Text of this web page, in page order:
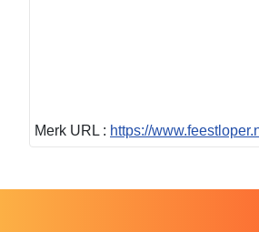
Merk URL : https://